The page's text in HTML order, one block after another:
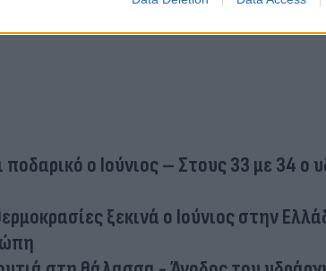
ο Ιούνιος – Στους 33 με 34 ο
ξεκινά ο Ιούνιος στην